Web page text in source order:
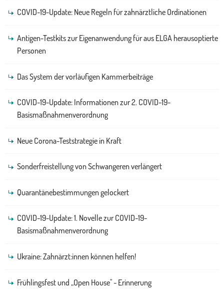
COVID-19-Update: Neue Regeln für zahnärztliche Ordinationen
Antigen-Testkits zur Eigenanwendung für aus ELGA herausoptierte
Personen
Das System der vorläufigen Kammerbeiträge
COVID-19-Update: Informationen zur 2. COVID-19-
Basismaßnahmenverordnung
Neue Corona-Teststrategie in Kraft
Sonderfreistellung von Schwangeren verlängert
Quarantänebestimmungen gelockert
COVID-19-Update: 1. Novelle zur COVID-19-
Basismaßnahmenverordnung
Ukraine: Zahnärzt:innen können helfen!
Frühlingsfest und „Open House" - Erinnerung